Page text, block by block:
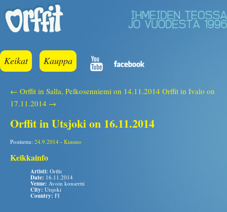
Keikat Kauppa
← Orffit in Salla, Pelkosenniemi on 14.11.2014 Orffit in Ivalo on
17.11.2014 →
Orffit in Utsjoki on 16.11.2014
Postitettu: 24.9.2014 - Kimmo
Keikkainfo
Artisti: Orffit
Date: 16.11.2014
Venue: Avoin konsertti
City: Utsjoki
Country: FI